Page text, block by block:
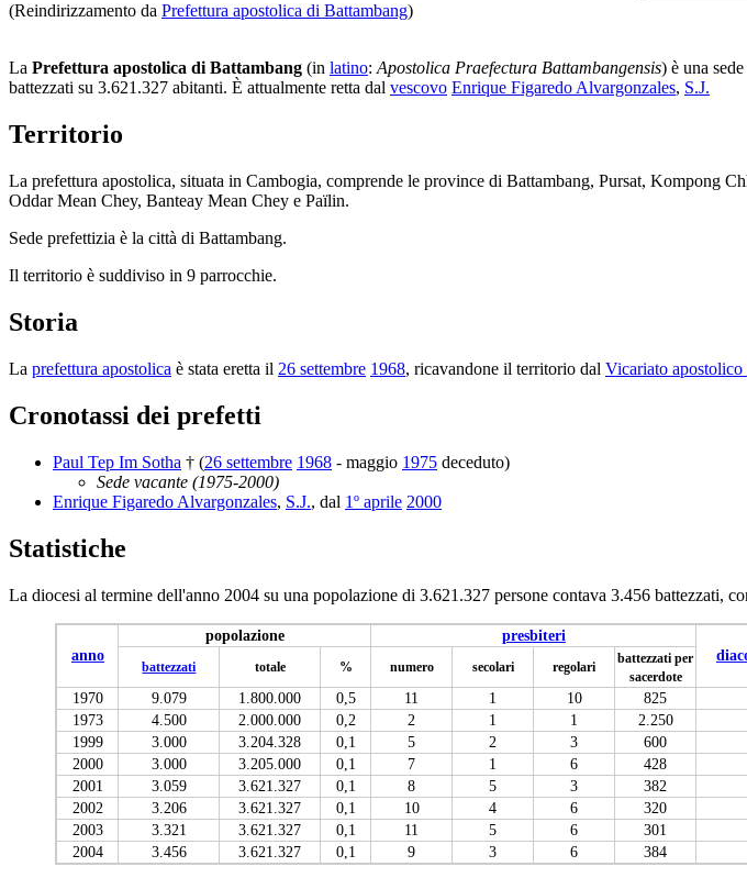
(Reindirizzamento da Prefettura apostolica di Battambang)
La Prefettura apostolica di Battambang (in latino: Apostolica Praefectura Battambangensis) è una
battezzati su 3.621.327 abitanti. È attualmente retta dal vescovo Enrique Figaredo Alvargonzales, S.J.
Territorio
La prefettura apostolica, situata in Cambogia, comprende le province di Battambang, Pursat, Kompong
Oddar Mean Chey, Banteay Mean Chey e Païlin.
Sede prefettizia è la città di Battambang.
Il territorio è suddiviso in 9 parrocchie.
Storia
La prefettura apostolica è stata eretta il 26 settembre 1968, ricavandone il territorio dal Vicariato apostolico
Cronotassi dei prefetti
Paul Tep Im Sotha † (26 settembre 1968 - maggio 1975 deceduto)
Sede vacante (1975-2000)
Enrique Figaredo Alvargonzales, S.J., dal 1º aprile 2000
Statistiche
La diocesi al termine dell'anno 2004 su una popolazione di 3.621.327 persone contava 3.456 battezzati,
anno
popolazione
presbiteri
battezzati totale % numero secolari regolari
battezzati per
sacerdote
1970 9.079 1.800.000 0,5 11 1 10 825
1973
4.500 2.000.000 0,2 2 1 1 2.250
1999
3.000 3.204.328 0,1 5 2 3 600
2000
3.000 3.205.000 0,1 7 1 6 428
2001
3.059 3.621.327 0,1 8 5 3 382
2002
3.206 3.621.327 0,1 10 4 6 320
2003
3.321 3.621.327 0,1 11 5 6 301
2004
3.456 3.621.327 0,1 9 3 6 384